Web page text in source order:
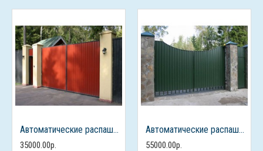
Автоматические распашные ворота из профлиста с калиткой
35000.00р.
Автоматические распашные ворота с калиткой
55000.00р.